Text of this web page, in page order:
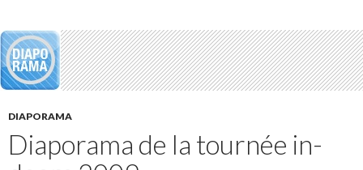
DIAPORAMA
Diaporama de la tournée in-